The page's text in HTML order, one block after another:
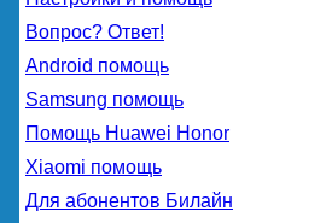
Вопрос? Ответ!
Android помощь
Samsung помощь
Помощь Huawei Honor
Xiaomi помощь
Для абонентов Билайн